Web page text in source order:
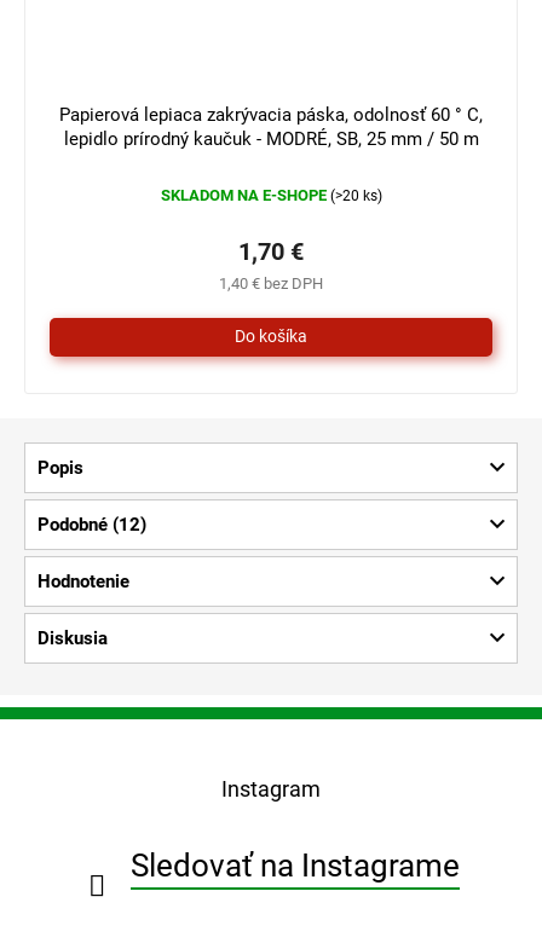
Papierová lepiaca zakrývacia páska, odolnosť 60 ° C,
lepidlo prírodný kaučuk - MODRÉ, SB, 25 mm / 50 m
SKLADOM NA E-SHOPE (>20 ks)
1,40 € bez DPH
1,70 €
Popis
Podobné (12)
Hodnotenie
Diskusia
Z
Instagram
Sledovať na Instagrame